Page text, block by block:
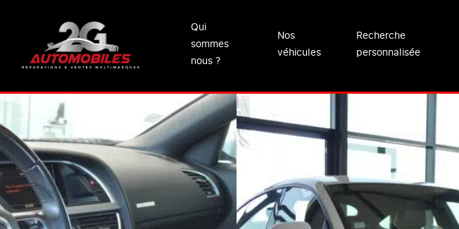
Qui
sommes
nous ?
Nos
véhicules
Recherche
personnalisée